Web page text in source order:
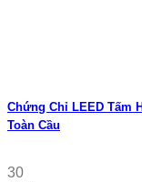
Chứng Chỉ LEED Tấm
Toàn Cầu
30